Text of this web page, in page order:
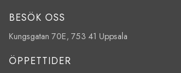
BESÖK OSS
Kungsgatan 70E, 753 41 Uppsala
ÖPPETTIDER